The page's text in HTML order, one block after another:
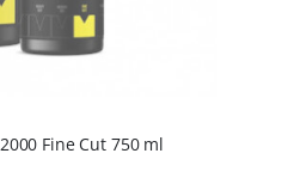
Fine Cut 750 ml